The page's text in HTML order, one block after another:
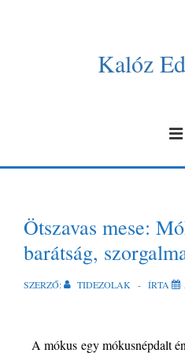
Kalóz
Ötszavas mese:
barátság,
SZERZŐ: TIDEZOLAK ÍRTA
A mókus egy mókusnépdalt